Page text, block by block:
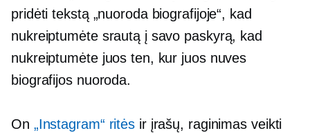
pridėti tekstą „nuoroda biografijoje“, kad
nukreiptumėte srautą į savo paskyrą, kad
nukreiptumėte juos ten, kur juos nuves
biografijos nuoroda.
On „Instagram“ ritės ir įrašų, raginimas veikti